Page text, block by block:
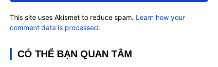
This site uses Akismet to reduce spam. Learn how your
comment data is processed.
CÓ THỂ BẠN QUAN TÂM